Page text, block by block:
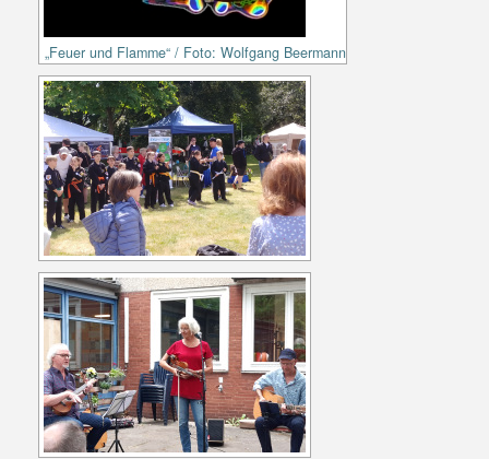
„Feuer und Flamme“ / Foto: Wolfgang Beermann